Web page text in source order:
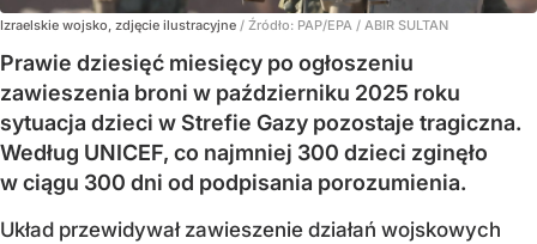
Izraelskie wojsko, zdjęcie ilustracyjne / Źródło: PAP/EPA / ABIR SULTAN
Prawie dziesięć miesięcy po ogłoszeniu
zawieszenia broni w październiku 2025 roku
sytuacja dzieci w Strefie Gazy pozostaje tragiczna.
Według UNICEF, co najmniej 300 dzieci zginęło
w ciągu 300 dni od podpisania porozumienia.
Układ przewidywał zawieszenie działań wojskowych